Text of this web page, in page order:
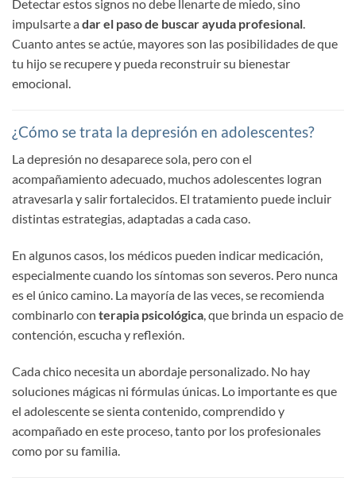
Detectar estos signos no debe llenarte de miedo, sino
impulsarte adar el paso de buscar ayuda profesional
Cuanto antes se actúe, mayores son las posibilidades de que
tu hijo se recupere y pueda reconstruir su bienestar
emocional.
¿Cómo se trata la depresión en adolescentes?
La depresión no desaparece sola, pero con el
acompañamiento adecuado, muchos adolescentes logran
atravesarla y salir fortalecidos. El tratamiento puede incluir
distintas estrategias, adaptadas a cada caso.
En algunos casos, los médicos pueden indicar medicación,
especialmente cuando los síntomas son severos. Pero nunca
es el único camino. La mayoría de las veces, se recomienda
combinarlo con terapia psicológica, que brinda un espacio de
contención, escucha y reflexión.
Cada chico necesita un abordaje personalizado. No hay
soluciones mágicas ni fórmulas únicas. Lo importante es que
el adolescente se sienta contenido, comprendido y
acompañado en este proceso, tanto por los profesionales
como por su familia.